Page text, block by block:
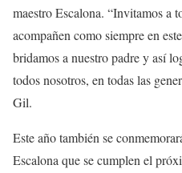
maestro Escalona. “Invitamos a
acompañen como siempre en
bridamos a nuestro padre y así
todos nosotros, en todas las
Gil.
Este año también se
Escalona que se cumplen el